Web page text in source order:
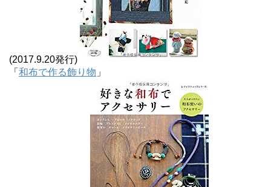
(2017.9.20発行)
「 和布で作る飾り物 」